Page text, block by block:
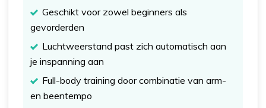
Geschikt voor zowel beginners als
gevorderden
Luchtweerstand past zich automatisch aan
je inspanning aan
Full-body training door combinatie van arm-
en beentempo